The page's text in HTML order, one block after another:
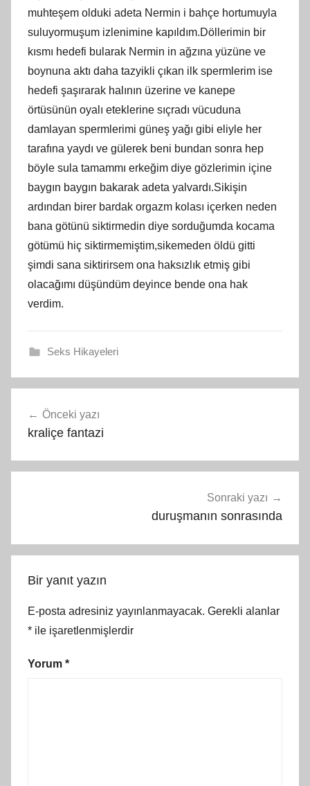
muhteşem olduki adeta Nermin i bahçe hortumuyla
suluyormuşum izlenimine kapıldım.Döllerimin bir
kısmı hedefi bularak Nermin in ağzına yüzüne ve
boynuna aktı daha tazyikli çıkan ilk spermlerim ise
hedefi şaşırarak halının üzerine ve kanepe
örtüsünün oyalı eteklerine sıçradı vücuduna
damlayan spermlerimi güneş yağı gibi eliyle her
tarafına yaydı ve gülerek beni bundan sonra hep
böyle sula tamammı erkeğim diye gözlerimin içine
baygın baygın bakarak adeta yalvardı.Sikişin
ardından birer bardak orgazm kolası içerken neden
bana götünü siktirmedin diye sorduğumda kocama
götümü hiç siktirmemiştim,sikemeden öldü gitti
şimdi sana siktirirsem ona haksızlık etmiş gibi
olacağımı düşündüm deyince bende ona hak
verdim.
Seks Hikayeleri
gezinmesi
Önceki yazı
kraliçe fantazi
Sonraki yazı
duruşmanın sonrasında
Bir yanıt yazın
E-posta adresiniz yayınlanmayacak. Gerekli alanlar
* ile işaretlenmişlerdir
Yorum *